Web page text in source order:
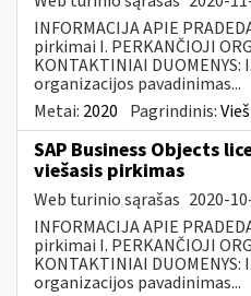
INFORMACIJA APIE
pirkimai I. PERKANČIOJI
KONTAKTINIAI DUOMENYS:
organizacijos pavadinimas...
Metai: 2020 Pagrindinis:
SAP Business Objects
viešasis pirkimas
Web turinio sąrašas 2020-
INFORMACIJA APIE
pirkimai I. PERKANČIOJI
KONTAKTINIAI DUOMENYS:
organizacijos pavadinimas...